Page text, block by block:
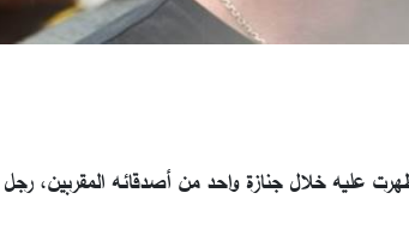
عليه خلال جنازة واحد من أصدقائه المقربين، رجل